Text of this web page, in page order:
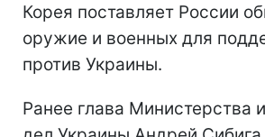
Корея поставляет России
оружие и военных для
против Украины.
Ранее глава Министерства